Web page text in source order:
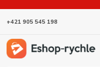
+421 905 545 198